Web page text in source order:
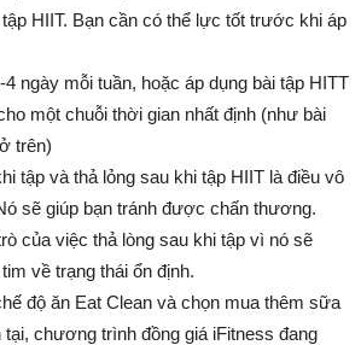
HIIT. Bạn cần có thể lực tốt trước khi áp
ngày mỗi tuần, hoặc áp dụng bài tập HITT
một chuỗi thời gian nhất định (như bài
trên)
tập và thả lỏng sau khi tập HIIT là điều vô
sẽ giúp bạn tránh được chấn thương.
của việc thả lòng sau khi tập vì nó sẽ
về trạng thái ổn định.
độ ăn Eat Clean và chọn mua thêm sữa
tại, chương trình đồng giá iFitness đang